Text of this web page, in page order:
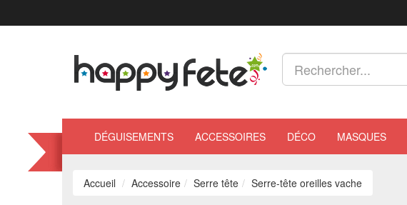
DÉGUISEMENTS ACCESSOIRES DÉCO MASQUES
Accueil Accessoire Serre tête Serre-tête oreilles vache